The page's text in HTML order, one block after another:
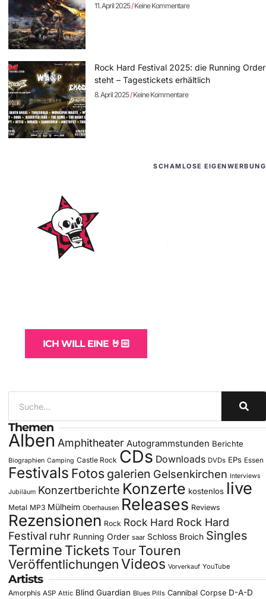
11. April 2025 Keine Kommentare
Rock Hard Festival 2025: die Running Order
steht – Tagestickets erhältlich
8. April 2025 Keine Kommentare
SCHAMLOSE EIGENWERBUNG
ICH WILL EINE 🤘🏻
Themen
Alben Amphitheater Autogrammstunden Berichte
Biographien Camping Castle Rock CDs Downloads DVDs EPs Essen
Festivals Fotos galerien Gelsenkirchen Interviews
Jubiläum Konzertberichte Konzerte kostenlos live
Metal MP3 Mülheim Oberhausen Releases Reviews
Rezensionen Rock Rock Hard Rock Hard
Festival ruhr Running Order saar Schloss Broich Singles
Termine Tickets Tour Touren
Veröffentlichungen Videos Vorverkauf YouTube
Artists
Amorphis ASP Attic Blind Guardian Blues Pills Cannibal Corpse D-A-D